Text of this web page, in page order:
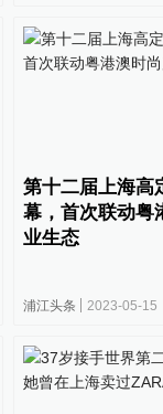
第十二届上海高
幕，首次联动粤
业生态
浦江头条 2023-05-15